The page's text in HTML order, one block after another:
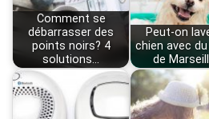
Comment se
débarrasser des
points noirs? 4
solutions…
Peut-on
chien avec
de